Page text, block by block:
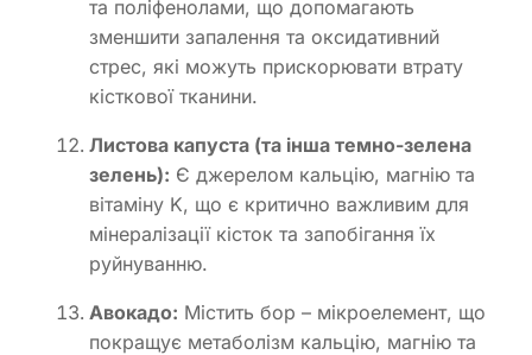
та поліфенолами, що допомагають
зменшити запалення та оксидативний
стрес, які можуть прискорювати втрату
кісткової тканини.
Листова капуста (та інша темно-зелена
зелень): Є джерелом кальцію, магнію та
вітаміну K, що є критично важливим для
мінералізації кісток та запобігання їх
руйнуванню.
Авокадо: Містить бор – мікроелемент, що
покращує метаболізм кальцію, магнію та